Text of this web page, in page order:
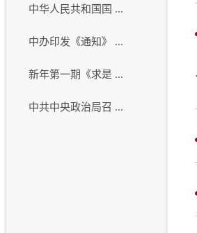
中华人民共和国国 ...
中办印发《通知》 ...
新年第一期《求是 ...
中共中央政治局召 ...